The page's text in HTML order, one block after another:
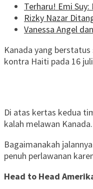
Terharu! Emi
Rizky Nazar
Vanessa Angel
Kanada yang
kontra Haiti pada 16
Di atas kertas kedua
kalah melawan
Bagaimanakah
penuh perlawanan
Head to Head